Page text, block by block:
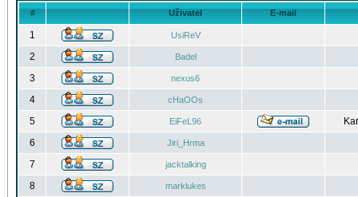
# Uživatel E-mail
1 UsiReV
2 Badel
3 nexus6
4 cHaOOs
5 EiFeL96
6
Jiri_Hrma
7 jacktalking
8 marklukes